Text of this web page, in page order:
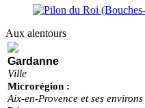
Aux alentours
Gardanne
Ville
Microrégion :
Aix-en-Provence et ses environs